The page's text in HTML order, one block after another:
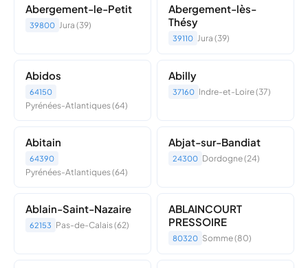
Abergement-le-Petit
39800 Jura (39)
Abergement-lès-
Thésy
39110 Jura (39)
Abidos
64150
Pyrénées-Atlantiques (64)
Abilly
37160 Indre-et-Loire (37)
Abitain
64390
Pyrénées-Atlantiques (64)
Abjat-sur-Bandiat
24300 Dordogne (24)
Ablain-Saint-Nazaire
62153 Pas-de-Calais (62)
ABLAINCOURT
PRESSOIRE
80320 Somme (80)